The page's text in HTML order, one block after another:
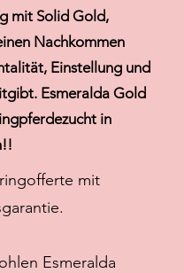
mit Solid Gold,
Nachkommen
Einstellung und
Esmeralda Gold
in
mit
Esmeralda